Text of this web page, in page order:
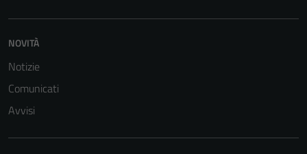
NOVITÀ
Notizie
Comunicati
Avvisi